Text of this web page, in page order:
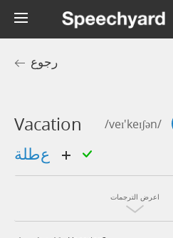
رجوع
Vacation /veɪ'keɪʃən/
اعرض الترجمات